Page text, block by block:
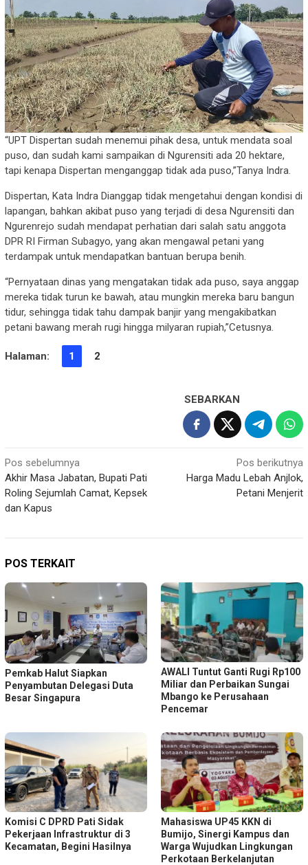
“UPT Dispertan sudah menemui pihak desa, untuk mendata soal
puso, dan sudah kami sampaikan di Ngurensiti ada 20 hektare,
tapi kenapa Dispertan menganggap tidak ada puso,”Tanya Indra.
Dispertan, Kata Indra Dianggap tidak mengetahui dengan kondisi di
lapangan, bahkan akibat puso yang terjadi di desa Ngurensiti dan
Ngurenrejo sudah mendapat perhatian dari salah satu anggota
DPR RI Firman Subagyo, yang akan mengawal petani yang
terdampak untuk mendapatkan bantuan berupa benih.
“Pernyataan dinas yang mengatakan tidak ada puso, saya anggap
mereka tidak turun ke bawah, atau mungkin mereka baru bangun
tidur, sehingga tidak tahu dampak banjir yang mengakibatkan
petani bawang merah rugi hingga milyaran rupiah,”Cetusnya.
Halaman: 1 2
SEBARKAN
Navigasi
pos
Pos sebelumnya
Akhir Masa Jabatan, Bupati Pati
Roling Sejumlah Camat, Kepsek
dan Kapus
Pos berikutnya
Harga Madu Lebah Anjlok,
Petani Menjerit
POS TERKAIT
Pemkab Halut Siapkan
Penyambutan Delegasi Duta
Besar Singapura
AWALI Tuntut Ganti Rugi Rp100
Miliar dan Perbaikan Sungai
Mbango ke Perusahaan
Pencemar
Komisi C DPRD Pati Sidak
Pekerjaan Infrastruktur di 3
Kecamatan, Begini Hasilnya
Mahasiswa UP45 KKN di
Bumijo, Sinergi Kampus dan
Warga Wujudkan Lingkungan
Perkotaan Berkelanjutan